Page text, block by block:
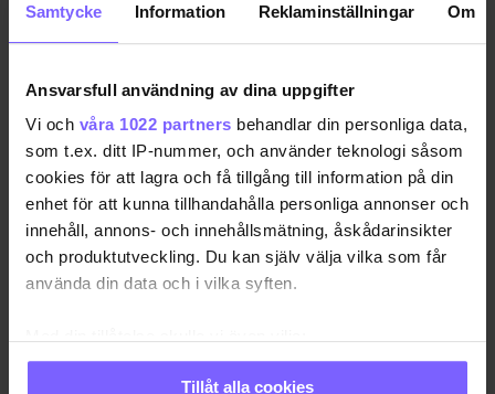
Samtycke Information Reklaminställningar Om
Ansvarsfull användning av dina uppgifter
Vi och våra 1022 partners behandlar din personliga data,
som t.ex. ditt IP-nummer, och använder teknologi såsom
cookies för att lagra och få tillgång till information på din
enhet för att kunna tillhandahålla personliga annonser och
innehåll, annons- och innehållsmätning, åskådarinsikter
och produktutveckling. Du kan själv välja vilka som får
använda din data och i vilka syften.
Samla in information om din geografiska plats
Tillåt alla cookies
Uppdaterad 2024-03-15
KÖPENHAMN PRIDE PRIDE 2023
DELA DEN HÄR ARTIKELN